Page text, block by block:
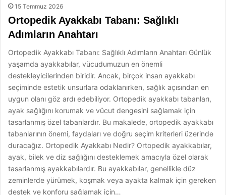
15 Temmuz 2026
Ortopedik Ayakkabı Tabanı: Sağlıklı
Adımların Anahtarı
Ortopedik Ayakkabı Tabanı: Sağlıklı Adımların Anahtarı Günlük
yaşamda ayakkabılar, vücudumuzun en önemli
destekleyicilerinden biridir. Ancak, birçok insan ayakkabı
seçiminde estetik unsurlara odaklanırken, sağlık açısından en
uygun olanı göz ardı edebiliyor. Ortopedik ayakkabı tabanları,
ayak sağlığını korumak ve vücut dengesini sağlamak için
tasarlanmış özel tabanlardır. Bu makalede, ortopedik ayakkabı
tabanlarının önemi, faydaları ve doğru seçim kriterleri üzerinde
duracağız. Ortopedik Ayakkabı Nedir? Ortopedik ayakkabılar,
ayak, bilek ve diz sağlığını desteklemek amacıyla özel olarak
tasarlanmış ayakkabılardır. Bu ayakkabılar, genellikle düz
zeminlerde yürümek, koşmak veya ayakta kalmak için gereken
destek ve konforu sağlamak için…